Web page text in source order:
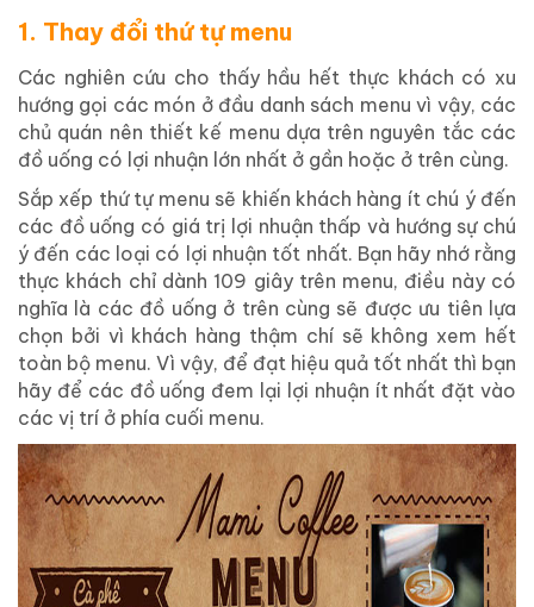
1. Thay đổi thứ tự menu
Các nghiên cứu cho thấy hầu hết thực khách có xu
hướng gọi các món ở đầu danh sách menu vì vậy, các
chủ quán nên thiết kế menu dựa trên nguyên tắc các
đồ uống có lợi nhuận lớn nhất ở gần hoặc ở trên cùng.
Sắp xếp thứ tự menu sẽ khiến khách hàng ít chú ý đến
các đồ uống có giá trị lợi nhuận thấp và hướng sự chú
ý đến các loại có lợi nhuận tốt nhất. Bạn hãy nhớ rằng
thực khách chỉ dành 109 giây trên menu, điều này có
nghĩa là các đồ uống ở trên cùng sẽ được ưu tiên lựa
chọn bởi vì khách hàng thậm chí sẽ không xem hết
toàn bộ menu. Vì vậy, để đạt hiệu quả tốt nhất thì bạn
hãy để các đồ uống đem lại lợi nhuận ít nhất đặt vào
các vị trí ở phía cuối menu.